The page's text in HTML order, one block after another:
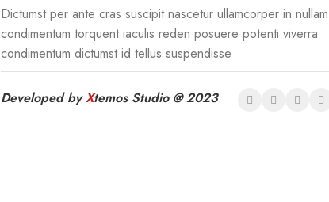
Dictumst per ante cras suscipit nascetur ullamcorper in
condimentum torquent iaculis reden posuere potenti viverra
condimentum dictumst id tellus suspendisse
Developed byXtemos Studio @ 2023